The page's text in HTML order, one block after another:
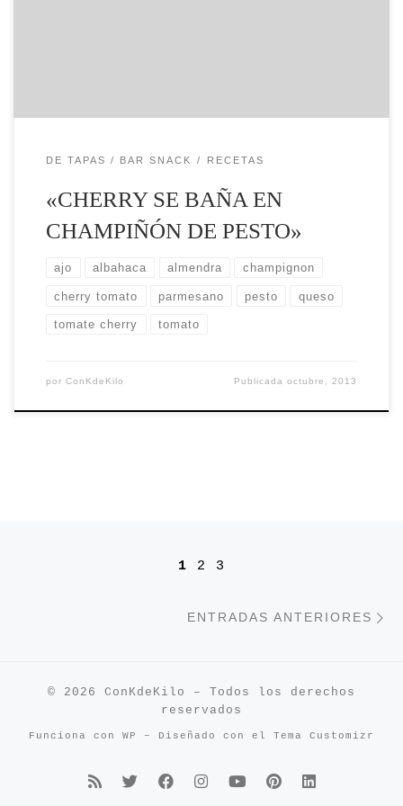
DE TAPAS / BAR SNACK RECETAS
«CHERRY SE BAÑA EN
CHAMPIÑÓN DE PESTO»
ajo albahaca almendra champignon
cherry tomato parmesano pesto queso
tomate cherry tomato
por ConKdeKilo Publicadaoctubre, 2013
Navegación de entradas
1 2 3
ENTRADAS ANTERIORES
© 2026 ConKdeKilo
– Todos los derechos
reservados
Funciona con WP – Diseñado con el Tema Customizr